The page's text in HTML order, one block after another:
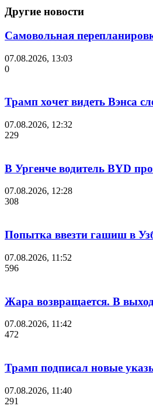
Другие новости
Самовольная
07.08.2026, 13:03
0
Трамп хочет видеть Вэнса
07.08.2026, 12:32
229
В Ургенче водитель BYD
07.08.2026, 12:28
308
Попытка ввезти гашиш в
07.08.2026, 11:52
596
Жара возвращается. В
07.08.2026, 11:42
472
Трамп подписал новые
07.08.2026, 11:40
291